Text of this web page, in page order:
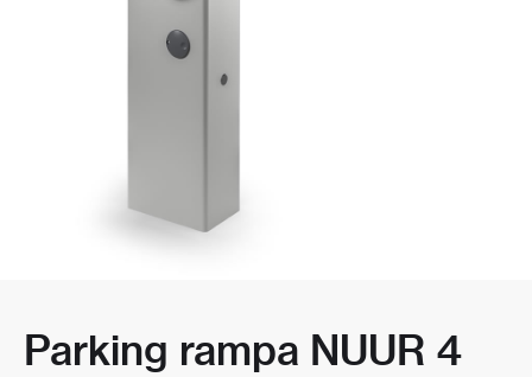
Parking rampa NUUR 4